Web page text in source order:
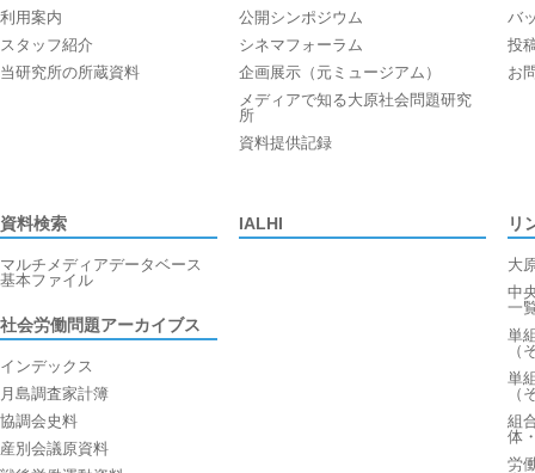
利用案内
スタッフ紹介
当研究所の所蔵資料
公開シンポジウム
シネマフォーラム
企画展示（元ミュージアム）
メディアで知る大原社会問題研究
所
資料提供記録
バ
投
お
資料検索
マルチメディアデータベース
基本ファイル
社会労働問題アーカイブス
インデックス
月島調査家計簿
協調会史料
産別会議原資料
IALHI リ
大
中
一
単
（
単
（
組
体
労